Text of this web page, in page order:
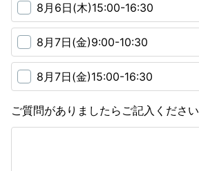
8月6日(木)15:00-16:30
8月7日(金)9:00-10:30
8月7日(金)15:00-16:30
ご質問がありましたらご記入ください